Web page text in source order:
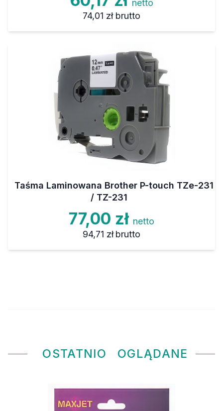
netto
74,01 zł brutto
Taśma Laminowana Brother P-touch TZe-231
/ TZ-231
77,00 zł netto
94,71 zł brutto
OSTATNIO OGLĄDANE